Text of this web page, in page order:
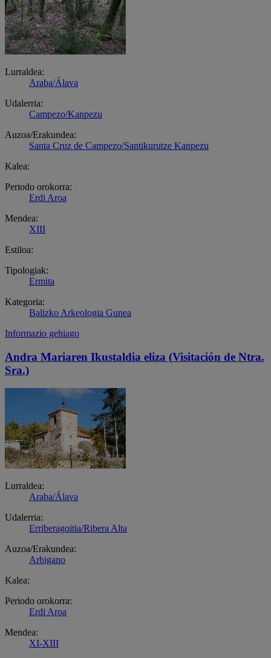
Lurraldea:
Araba/Álava
Udalerria:
Campezo/Kanpezu
Auzoa/Erakundea:
Santa Cruz de Campezo/Santikurutze Kanpezu
Kalea:
Periodo orokorra:
Erdi Aroa
Mendea:
XIII
Estiloa:
Tipologiak:
Ermita
Kategoria:
Balizko Arkeologia Gunea
Informazio gehiago
Andra Mariaren Ikustaldia eliza (Visitación de Ntra.
Sra.)
Lurraldea:
Araba/Álava
Udalerria:
Erriberagoitia/Ribera Alta
Auzoa/Erakundea:
Arbigano
Kalea:
Periodo orokorra:
Erdi Aroa
Mendea:
XI-XIII